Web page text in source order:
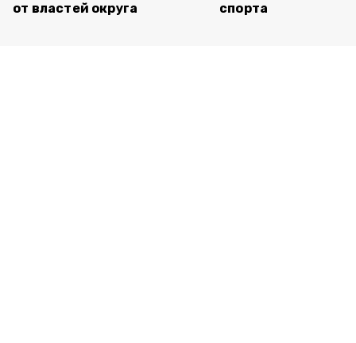
от властей округа
спорта